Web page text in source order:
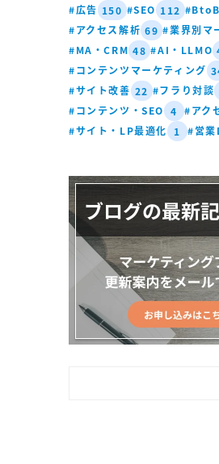
#広告 150 #SEO 112
#アクセス解析 69 #業界別マ
#MA・CRM 48 #AI・LLMO
#コンテンツマーケティング
#サイト改善 22 #フラり対談
#コンテンツ・SEO 4 #アク
#サイト・LP最適化
1 #営